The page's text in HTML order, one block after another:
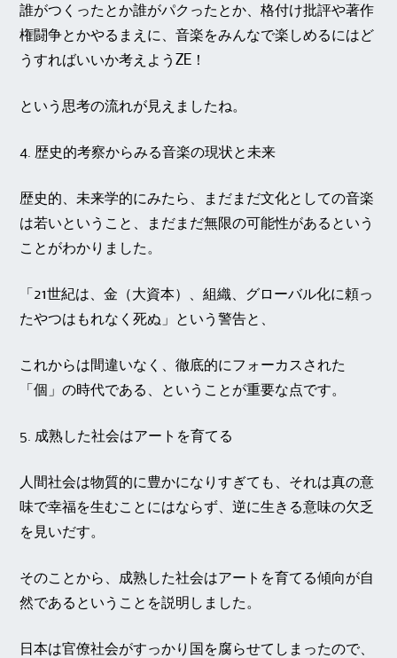
誰がつくったとか誰がパクったとか、格付け批評や著作
権闘争とかやるまえに、音楽をみんなで楽しめるにはど
うすればいいか考えようZE！
という思考の流れが見えましたね。
4. 歴史的考察からみる音楽の現状と未来
歴史的、未来学的にみたら、まだまだ文化としての音楽
は若いということ、まだまだ無限の可能性があるという
ことがわかりました。
「21世紀は、金（大資本）、組織、グローバル化に頼っ
たやつはもれなく死ぬ」という警告と、
これからは間違いなく、徹底的にフォーカスされた
「個」の時代である、ということが重要な点です。
5. 成熟した社会はアートを育てる
人間社会は物質的に豊かになりすぎても、それは真の意
味で幸福を生むことにはならず、逆に生きる意味の欠乏
を見いだす。
そのことから、成熟した社会はアートを育てる傾向が自
然であるということを説明しました。
日本は官僚社会がすっかり国を腐らせてしまったので、